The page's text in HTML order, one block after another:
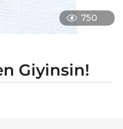
750
Giyinsin!